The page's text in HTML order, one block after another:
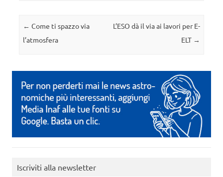
Navigazione articolo
← Come ti spazzo via
l’atmosfera
L’ESO dà il via ai lavori per E-
ELT →
Iscriviti alla newsletter